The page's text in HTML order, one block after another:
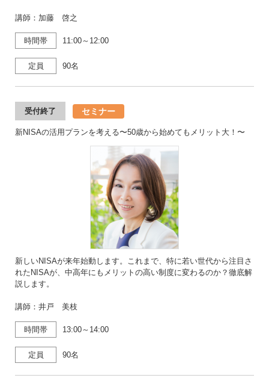
講師：加藤 啓之
時間帯 11:00～12:00
定員 90名
受付終了 セミナー
新NISAの活用プランを考える〜50歳から始めてもメリット大！〜
新しいNISAが来年始動します。これまで、特に若い世代から注目さ
れたNISAが、中高年にもメリットの高い制度に変わるのか？徹底解
説します。
講師：井戸 美枝
時間帯 13:00～14:00
定員 90名